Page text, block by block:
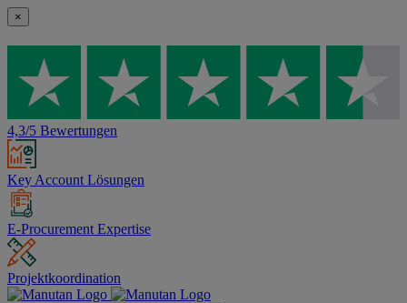
×
4,3/5 Bewertungen
Key Account Lösungen
E-Procurement Expertise
Projektkoordination